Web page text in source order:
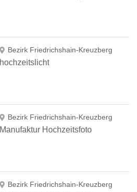
Bezirk Friedrichshain-Kreuzberg
hochzeitslicht
Bezirk Friedrichshain-Kreuzberg
Manufaktur Hochzeitsfoto
Bezirk Friedrichshain-Kreuzberg